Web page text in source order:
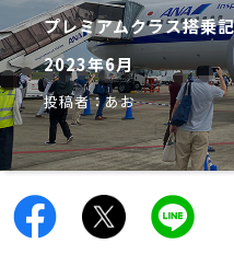
プレミアムクラス搭乗記
2023年6月
投稿者：あお